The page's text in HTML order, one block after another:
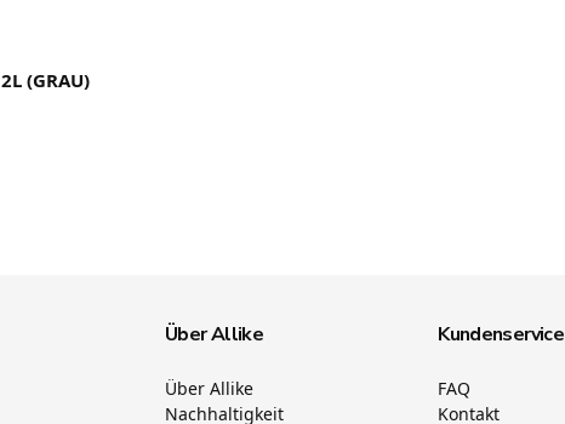
(GRAU)
Über Allike
Über Allike
Nachhaltigkeit
Kundenservice
FAQ
Kontakt